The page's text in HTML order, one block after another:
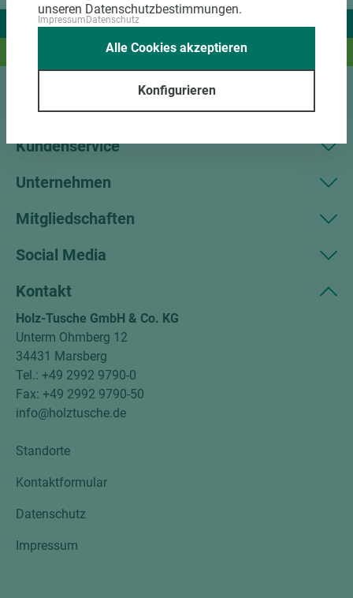
Wir liefern Ideen.
Und das passende Holz dazu.
Sortiment
Kundenservice
Unternehmen
Mitgliedschaften
Social Media
Kontakt
Holz-Tusche GmbH & Co. KG
Unterm Ohmberg 12
34431 Marsberg
Tel.: +49 2992 9790-0
Fax: +49 2992 9790-50
info@holztusche.de
Standorte
Kontaktformular
Datenschutz
Impressum
unseren Datenschutzbestimmungen.
ImpressumDatenschutz
Konfigurieren
Alle Cookies akzeptieren